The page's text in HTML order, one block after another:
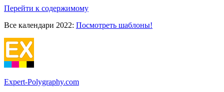
Перейти к содержимому
Все календари 2022: Посмотреть шаблоны!
Expert-Polygraphy.com